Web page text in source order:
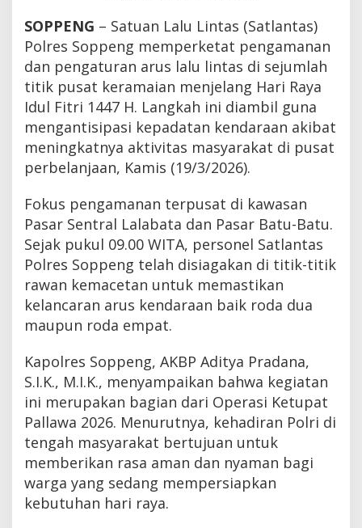
SOPPENG – Satuan Lalu Lintas (Satlantas)
Polres Soppeng memperketat pengamanan
dan pengaturan arus lalu lintas di sejumlah
titik pusat keramaian menjelang Hari Raya
Idul Fitri 1447 H. Langkah ini diambil guna
mengantisipasi kepadatan kendaraan akibat
meningkatnya aktivitas masyarakat di pusat
perbelanjaan, Kamis (19/3/2026).
Fokus pengamanan terpusat di kawasan
Pasar Sentral Lalabata dan Pasar Batu-Batu.
Sejak pukul 09.00 WITA, personel Satlantas
Polres Soppeng telah disiagakan di titik-titik
rawan kemacetan untuk memastikan
kelancaran arus kendaraan baik roda dua
maupun roda empat.
Kapolres Soppeng, AKBP Aditya Pradana,
S.I.K., M.I.K., menyampaikan bahwa kegiatan
ini merupakan bagian dari Operasi Ketupat
Pallawa 2026. Menurutnya, kehadiran Polri di
tengah masyarakat bertujuan untuk
memberikan rasa aman dan nyaman bagi
warga yang sedang mempersiapkan
kebutuhan hari raya.